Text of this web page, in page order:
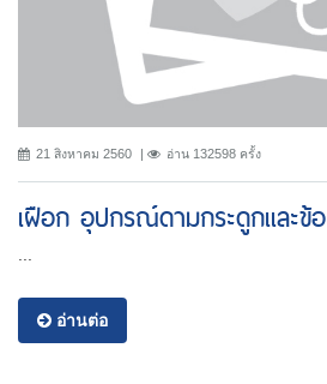
21 สิงหาคม 2560 อ่าน 132598 ครั้ง
เฝือก อุปกรณ์ดามกระดูกและข้อ
อ่านต่อ